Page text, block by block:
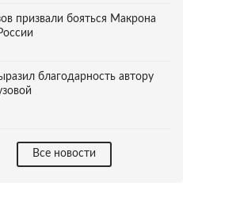
призвали бояться Макрона
благодарность автору
Все новости